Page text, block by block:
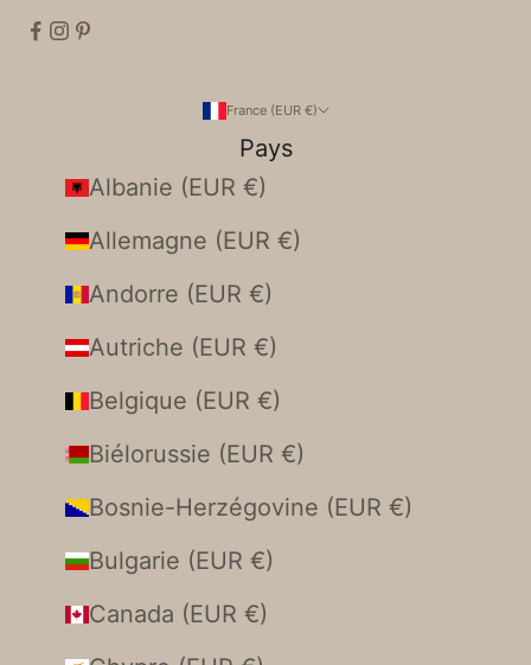
France (EUR €)
Pays
Albanie (EUR €)
Allemagne (EUR €)
Andorre (EUR €)
Autriche (EUR €)
Belgique (EUR €)
Biélorussie (EUR €)
Bosnie-Herzégovine (EUR €)
Bulgarie (EUR €)
Canada (EUR €)